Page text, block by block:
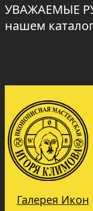
УВАЖАЕМЫЕ
нашем
Галерея Икон